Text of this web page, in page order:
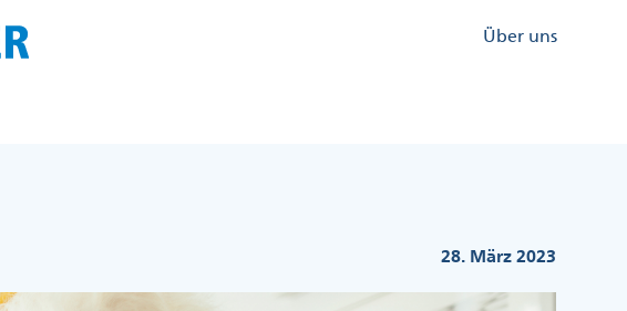
Kopfzeile
Über uns
28. März 2023